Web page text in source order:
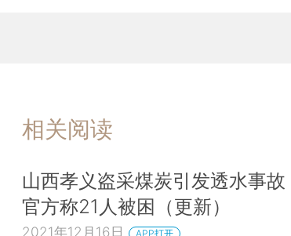
相关阅读
山西孝义盗采煤炭引发透水事故
官方称21人被困（更新）
2021年12月16日 APP打开